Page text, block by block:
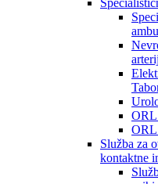
ORL
ORL
Služba za
kontaktne